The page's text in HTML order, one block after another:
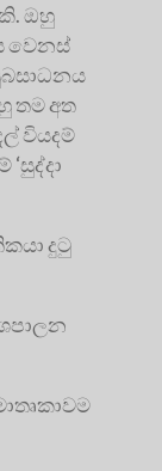
ඔහු
වෙනස්
තම අත
වියදම්
දුටු